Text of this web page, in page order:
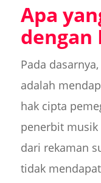
Apa
dengan
Pada
adalah
hak cipta
penerbit
dari rekaman
tidak